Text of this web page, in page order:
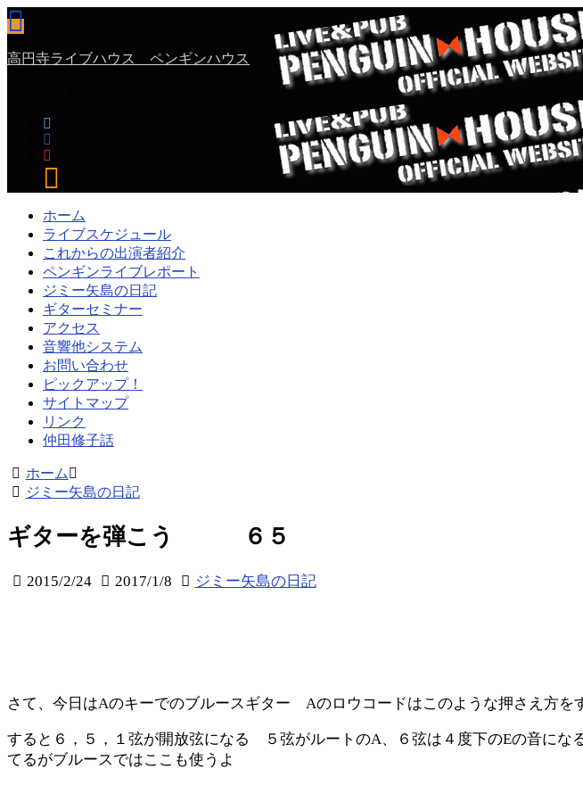
高円寺ライブハウス ペンギンハウス
ホーム
ライブスケジュール
これからの出演者紹介
ペンギンライブレポート
ジミー矢島の日記
ギターセミナー
アクセス
音響他システム
お問い合わせ
ピックアップ！
サイトマップ
リンク
仲田修子話
ホーム
ジミー矢島の日記
ギターを弾こう ６５
2015/2/24 2017/1/8 ジミー矢島の日記
さて、今日はAのキーでのブルースギター Aのロウコードはこのような押さえ方を
すると６，５，１弦が開放弦になる ５弦がルートのA、６弦は４度下のEの音に
てるがブルースではここも使うよ